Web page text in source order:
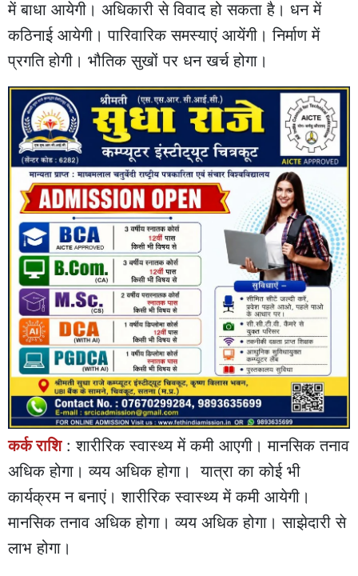
में बाधा आयेगी। अधिकारी से विवाद हो सकता है। धन में
कठिनाई आयेगी। पारिवारिक समस्याएं आयेंगी। निर्माण में
प्रगति होगी। भौतिक सुखों पर धन खर्च होगा।
कर्क राशि: शारीरिक स्वास्थ्य में कमी आएगी। मानसिक तनाव
अधिक होगा। व्यय अधिक होगा। यात्रा का कोई भी
कार्यक्रम न बनाएं। शारीरिक स्वास्थ्य में कमी आयेगी।
मानसिक तनाव अधिक होगा। व्यय अधिक होगा। साझेदारी से
लाभ होगा।